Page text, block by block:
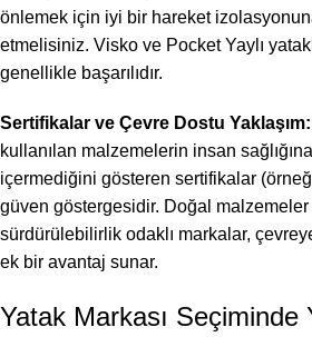
önlemek için iyi bir hareket
etmelisiniz. Visko ve Pocket Yaylı
genellikle başarılıdır.
Sertifikalar ve Çevre Dostu Yaklaşım:
kullanılan malzemelerin insan
içermediğini gösteren sertifikalar
güven göstergesidir. Doğal
sürdürülebilirlik odaklı markalar,
ek bir avantaj sunar.
Yatak Markası Seçiminde